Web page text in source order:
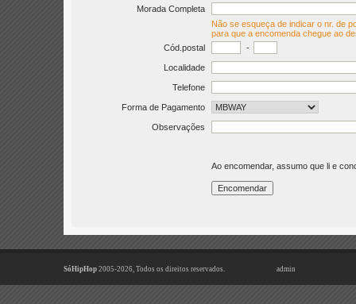
Morada Completa
Não se esqueça de indicar o nr. de
para que a encomenda chegue ao
Cód.postal
-
Localidade
Telefone
Forma de Pagamento
Observações
Ao encomendar, assumo que li e
SóHipHop 2005-2026, Todos os direitos reservados. admin